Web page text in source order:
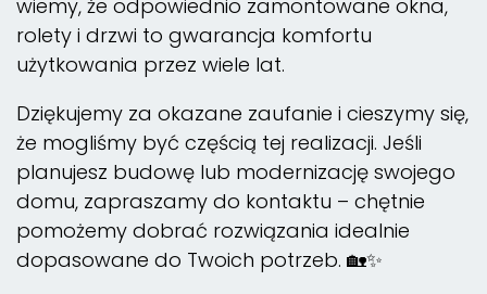
wiemy, że odpowiednio zamontowane okna,
rolety i drzwi to gwarancja komfortu
użytkowania przez wiele lat.
Dziękujemy za okazane zaufanie i cieszymy się,
że mogliśmy być częścią tej realizacji. Jeśli
planujesz budowę lub modernizację swojego
domu, zapraszamy do kontaktu – chętnie
pomożemy dobrać rozwiązania idealnie
dopasowane do Twoich potrzeb. 🏡✨